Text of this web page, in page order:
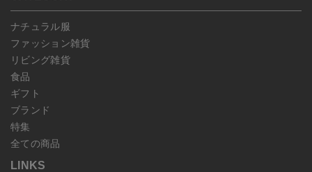
ナチュラル服
ファッション雑貨
リビング雑貨
食品
ギフト
ブランド
特集
全ての商品
LINKS